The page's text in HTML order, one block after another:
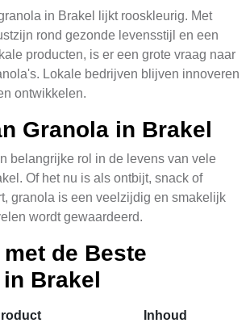
in Brakel lijkt rooskleurig. Met
rond gezonde levensstijl en een
producten, is er een grote vraag naar
Lokale bedrijven blijven innoveren
ontwikkelen.
Granola in Brakel
belangrijke rol in de levens van vele
Of het nu is als ontbijt, snack of
granola is een veelzijdig en smakelijk
wordt gewaardeerd.
de Beste
Brakel
Inhoud